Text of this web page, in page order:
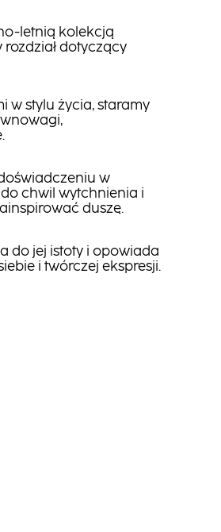
letnią kolekcją
dotyczący
w stylu życia, staramy
w
chwil wytchnienia i
duszę.
do jej istoty i opowiada
i twórczej ekspresji.